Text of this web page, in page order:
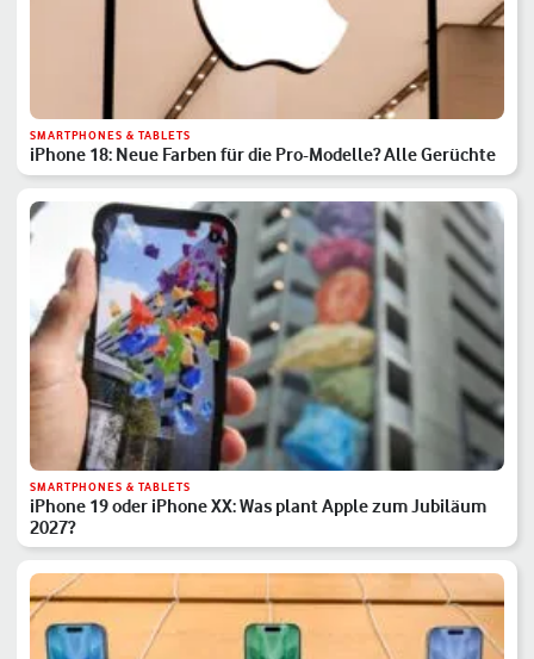
SMARTPHONES & TABLETS
iPhone 18: Neue Farben für die Pro-Modelle? Alle Gerüchte
SMARTPHONES & TABLETS
iPhone 19 oder iPhone XX: Was plant Apple zum Jubiläum
2027?